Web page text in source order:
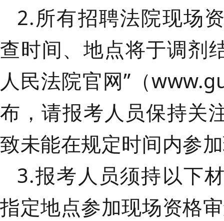
2.所有招聘法院现场
查时间、地点将于调剂
人民法院官网”（
布，请报考人员保持关
致未能在规定时间内参
3.报考人员须持以下
指定地点参加现场资格